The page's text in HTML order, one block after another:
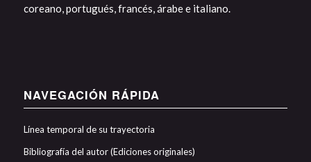
coreano, portugués, francés, árabe e italiano.
NAVEGACIÓN RÁPIDA
Línea temporal de su trayectoria
Bibliografía del autor (Ediciones originales)